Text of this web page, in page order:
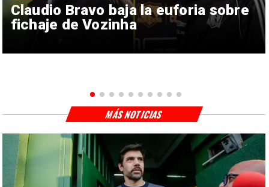
Claudio Bravo baja la euforia sobre
fichaje de Vozinha
MÁS NOTICIAS